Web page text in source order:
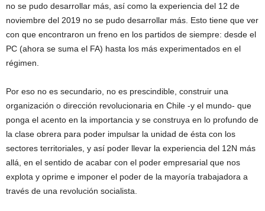
no se pudo desarrollar más, así como la experiencia del 12 de
noviembre del 2019 no se pudo desarrollar más. Esto tiene que ver
con que encontraron un freno en los partidos de siempre: desde el
PC (ahora se suma el FA) hasta los más experimentados en el
régimen.
Por eso no es secundario, no es prescindible, construir una
organización o dirección revolucionaria en Chile -y el mundo- que
ponga el acento en la importancia y se construya en lo profundo de
la clase obrera para poder impulsar la unidad de ésta con los
sectores territoriales, y así poder llevar la experiencia del 12N más
allá, en el sentido de acabar con el poder empresarial que nos
explota y oprime e imponer el poder de la mayoría trabajadora a
través de una revolución socialista.